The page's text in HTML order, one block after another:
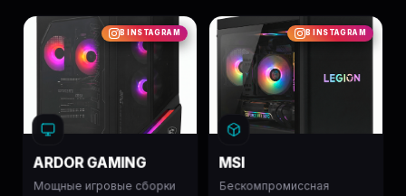
В INSTAGRAM
ARDOR GAMING
Мощные игровые сборки
В INSTAGRAM
MSI
Бескомпромиссная